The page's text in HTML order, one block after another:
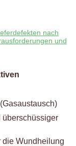
nach
und
überschüssiger
die Wundheilung